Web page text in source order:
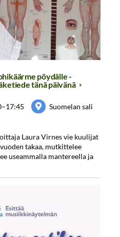
pöydälle -
tänä päivänä
–17:45 Suomelan sali
Laura Virnes vie kuulijat
takaa, mutkittelee
useammalla mantereella ja